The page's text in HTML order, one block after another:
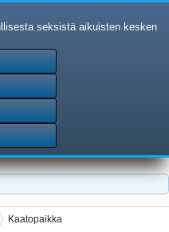
seksistä aikuisten kesken
Kaatopaikka